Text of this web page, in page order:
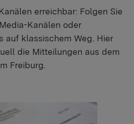
erreichbar: Folgen Sie
Kanälen oder
auf klassischem Weg. Hier
die Mitteilungen aus dem
Freiburg.